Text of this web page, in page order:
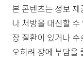
본 콘텐츠는 정보 제
나 처방을 대신할 수
장 질환이 있거나 수
오히려 장에 부담을